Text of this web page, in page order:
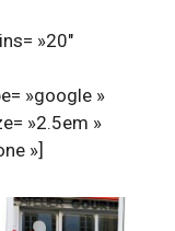
»20″
»google »
»2.5em »
»]